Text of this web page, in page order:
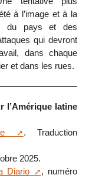
à l’image et à la
du pays et des
qui devront
dans chaque
et dans les rues.
l’Amérique latine
. Traduction
2025.
Diario
, numéro